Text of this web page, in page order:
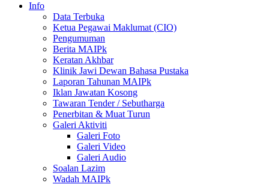
Info
Data Terbuka
Ketua Pegawai Maklumat (CIO)
Pengumuman
Berita MAIPk
Keratan Akhbar
Klinik Jawi Dewan Bahasa Pustaka
Laporan Tahunan MAIPk
Iklan Jawatan Kosong
Tawaran Tender / Sebutharga
Penerbitan & Muat Turun
Galeri Aktiviti
Galeri Foto
Galeri Video
Galeri Audio
Soalan Lazim
Wadah MAIPk